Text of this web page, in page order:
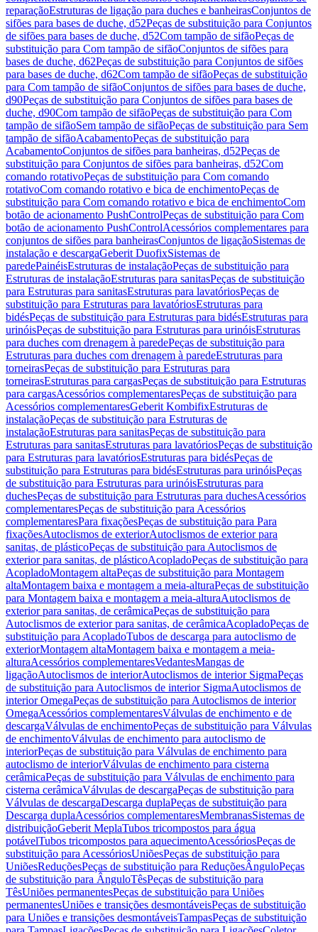
reparaçãoEstruturas de ligação para duches e banheirasConjuntos de
sifões para bases de duche, d52Peças de substituição para Conjuntos
de sifões para bases de duche, d52Com tampão de sifãoPeças de
substituição para Com tampão de sifãoConjuntos de sifões para
bases de duche, d62Peças de substituição para Conjuntos de sifões
para bases de duche, d62Com tampão de sifãoPeças de substituição
para Com tampão de sifãoConjuntos de sifões para bases de duche,
d90Peças de substituição para Conjuntos de sifões para bases de
duche, d90Com tampão de sifãoPeças de substituição para Com
tampão de sifãoSem tampão de sifãoPeças de substituição para Sem
tampão de sifãoAcabamentoPeças de substituição para
AcabamentoConjuntos de sifões para banheiras, d52Peças de
substituição para Conjuntos de sifões para banheiras, d52Com
comando rotativoPeças de substituição para Com comando
rotativoCom comando rotativo e bica de enchimentoPeças de
substituição para Com comando rotativo e bica de enchimentoCom
botão de acionamento PushControlPeças de substituição para Com
botão de acionamento PushControlAcessórios complementares para
conjuntos de sifões para banheirasConjuntos de ligaçãoSistemas de
instalação e descargaGeberit DuofixSistemas de
paredePainéisEstruturas de instalaçãoPeças de substituição para
Estruturas de instalaçãoEstruturas para sanitasPeças de substituição
para Estruturas para sanitasEstruturas para lavatóriosPeças de
substituição para Estruturas para lavatóriosEstruturas para
bidésPeças de substituição para Estruturas para bidésEstruturas para
urinóisPeças de substituição para Estruturas para urinóisEstruturas
para duches com drenagem à paredePeças de substituição para
Estruturas para duches com drenagem à paredeEstruturas para
torneirasPeças de substituição para Estruturas para
torneirasEstruturas para cargasPeças de substituição para Estruturas
para cargasAcessórios complementaresPeças de substituição para
Acessórios complementaresGeberit KombifixEstruturas de
instalaçãoPeças de substituição para Estruturas de
instalaçãoEstruturas para sanitasPeças de substituição para
Estruturas para sanitasEstruturas para lavatóriosPeças de substituição
para Estruturas para lavatóriosEstruturas para bidésPeças de
substituição para Estruturas para bidésEstruturas para urinóisPeças
de substituição para Estruturas para urinóisEstruturas para
duchesPeças de substituição para Estruturas para duchesAcessórios
complementaresPeças de substituição para Acessórios
complementaresPara fixaçõesPeças de substituição para Para
fixaçõesAutoclismos de exteriorAutoclismos de exterior para
sanitas, de plásticoPeças de substituição para Autoclismos de
exterior para sanitas, de plásticoAcopladoPeças de substituição para
AcopladoMontagem altaPeças de substituição para Montagem
altaMontagem baixa e montagem a meia-alturaPeças de substituição
para Montagem baixa e montagem a meia-alturaAutoclismos de
exterior para sanitas, de cerâmicaPeças de substituição para
Autoclismos de exterior para sanitas, de cerâmicaAcopladoPeças de
substituição para AcopladoTubos de descarga para autoclismo de
exteriorMontagem altaMontagem baixa e montagem a meia-
alturaAcessórios complementaresVedantesMangas de
ligaçãoAutoclismos de interiorAutoclismos de interior SigmaPeças
de substituição para Autoclismos de interior SigmaAutoclismos de
interior OmegaPeças de substituição para Autoclismos de interior
OmegaAcessórios complementaresVálvulas de enchimento e de
descargaVálvulas de enchimentoPeças de substituição para Válvulas
de enchimentoVálvulas de enchimento para autoclismo de
interiorPeças de substituição para Válvulas de enchimento para
autoclismo de interiorVálvulas de enchimento para cisterna
cerâmicaPeças de substituição para Válvulas de enchimento para
cisterna cerâmicaVálvulas de descargaPeças de substituição para
Válvulas de descargaDescarga duplaPeças de substituição para
Descarga duplaAcessórios complementaresMembranasSistemas de
distribuiçãoGeberit MeplaTubos tricompostos para água
potávelTubos tricompostos para aquecimentoAcessóriosPeças de
substituição para AcessóriosUniõesPeças de substituição para
UniõesReduçõesPeças de substituição para ReduçõesÂnguloPeças
de substituição para ÂnguloTêsPeças de substituição para
TêsUniões permanentesPeças de substituição para Uniões
permanentesUniões e transições desmontáveisPeças de substituição
para Uniões e transições desmontáveisTampasPeças de substituição